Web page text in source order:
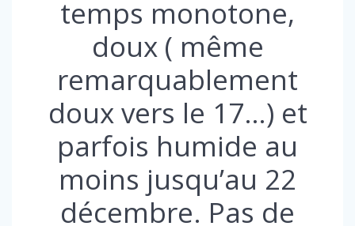
temps monotone,
doux ( même
remarquablement
doux vers le 17…) et
parfois humide au
moins jusqu’au 22
décembre. Pas de